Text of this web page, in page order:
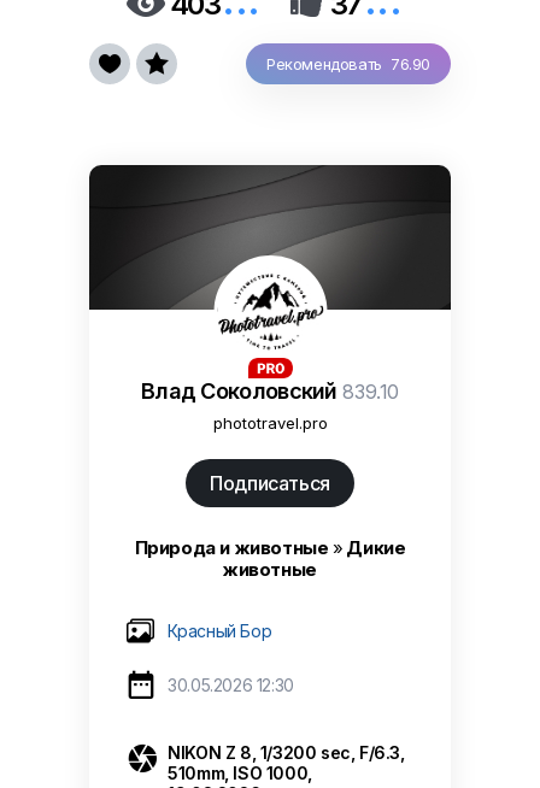
Рекомендовать 76.90
 
Влад Соколовский 839.10
phototravel.pro
Подписаться
Природа и животные » Дикие
животные
Красный Бор
 30.05.2026 12:30
 NIKON Z 8, 1/3200 sec, F/6.3,
510mm, ISO 1000,